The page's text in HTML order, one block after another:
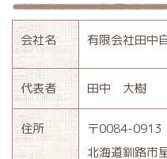
会社名 有限会社田中
代表者 田中 大樹
住所
〒0084-0913
北海道釧路市